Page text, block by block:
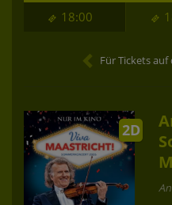
18:00
Für Tickets
2D